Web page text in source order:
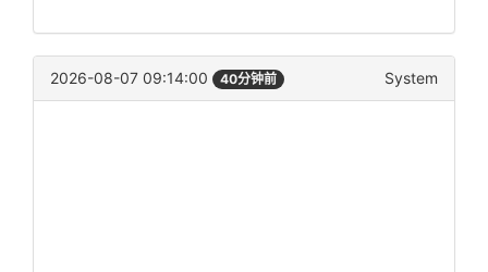
2026-08-07 09:14:00 40分钟前 System